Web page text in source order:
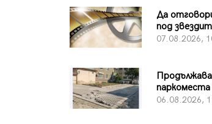
Да
под
07.08.2026,
06.08.2026,